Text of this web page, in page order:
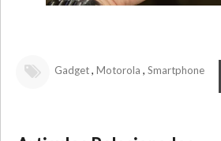
Gadget, Motorola , Smartphone